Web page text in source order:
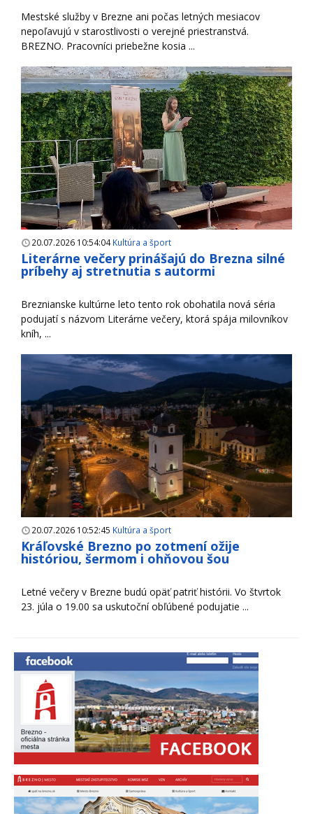
Mestské služby v Brezne ani počas letných mesiacov
nepoľavujú v starostlivosti o verejné priestranstvá.
BREZNO. Pracovníci priebežne kosia ...
20.07.2026 10:54:04Kultúra a šport
Literárne večery prinášajú do Brezna silné
príbehy aj stretnutia s autormi
Breznianske kultúrne leto tento rok obohatila nová séria
podujatí s názvom Literárne večery, ktorá spája milovníkov
kníh, ...
20.07.2026 10:52:45 Kultúra a šport
Kráľovské Brezno po zotmení ožije
históriou, šermom i ohňovou šou
Letné večery v Brezne budú opäť patriť histórii. Vo štvrtok
23. júla o 19.00 sa uskutoční obľúbené podujatie ...